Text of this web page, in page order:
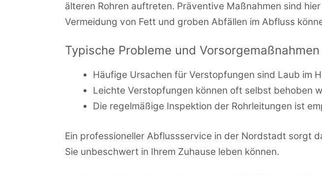
älteren Rohren auftreten. Präventive Maßnahmen sind
Vermeidung von Fett und groben Abfällen im Abfluss
Typische Probleme und Vorsorgemaßnahmen
Häufige Ursachen für Verstopfungen sind Laub im
Leichte Verstopfungen können oft selbst behoben
Die regelmäßige Inspektion der Rohrleitungen ist
Ein professioneller Abflussservice in der Nordstadt sorgt
Sie unbeschwert in Ihrem Zuhause leben können.